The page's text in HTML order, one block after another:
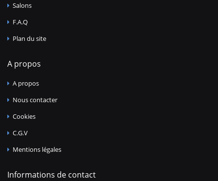
Salons
F.A.Q
Plan du site
A propos
A propos
Nous contacter
Cookies
C.G.V
Mentions légales
Informations de contact